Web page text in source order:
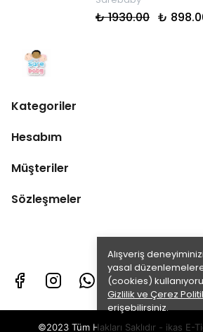
Alışveriş
yasal
(cookies)
Gizlilik ve Çerez
erişebilirsiniz.
₺ 1930.00 ₺
Kategoriler
Hesabım
Müşteriler
Sözleşmeler
©2023 Tüm Hakları Saklıdır - ikas E-